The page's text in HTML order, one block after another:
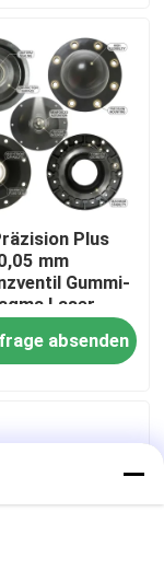
Plus
mm
Gummi-
Laser
Injektion
absenden